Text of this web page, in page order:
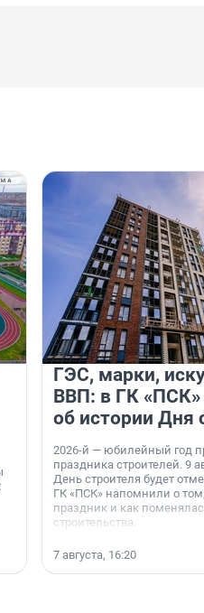
ГЭС, марки,
ВВП: в ГК «ПСК»
об истории Дня
2026-й — юбилейный год
праздника строителей. 9
День строителя будет
ГК «ПСК» напомнили о
праздник и как
строительства.
7 августа, 16:20